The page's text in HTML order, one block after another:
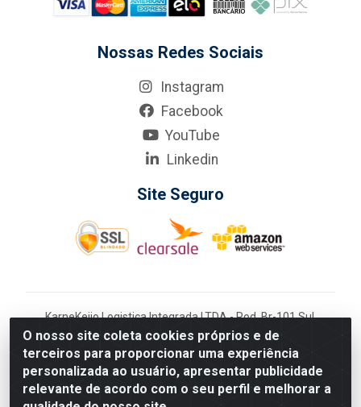
O nosso site coleta cookies próprios e de
terceiros para proporcionar uma experiência
personalizada ao usuário, apresentar publicidade
relevante de acordo com o seu perfil e melhorar a
Nossas Redes Sociais
Instagram
Facebook
YouTube
Linkedin
Site Seguro
KarneKeijo Logistica Integrada LTDA - Rod. Br-101 Sul,
nº3700 - Barro, Recife/PE, 50900-400 CNPJ:
24.150.377/0001-95
Estados atendidos pela KarneKeijo: PE, PB e RN.